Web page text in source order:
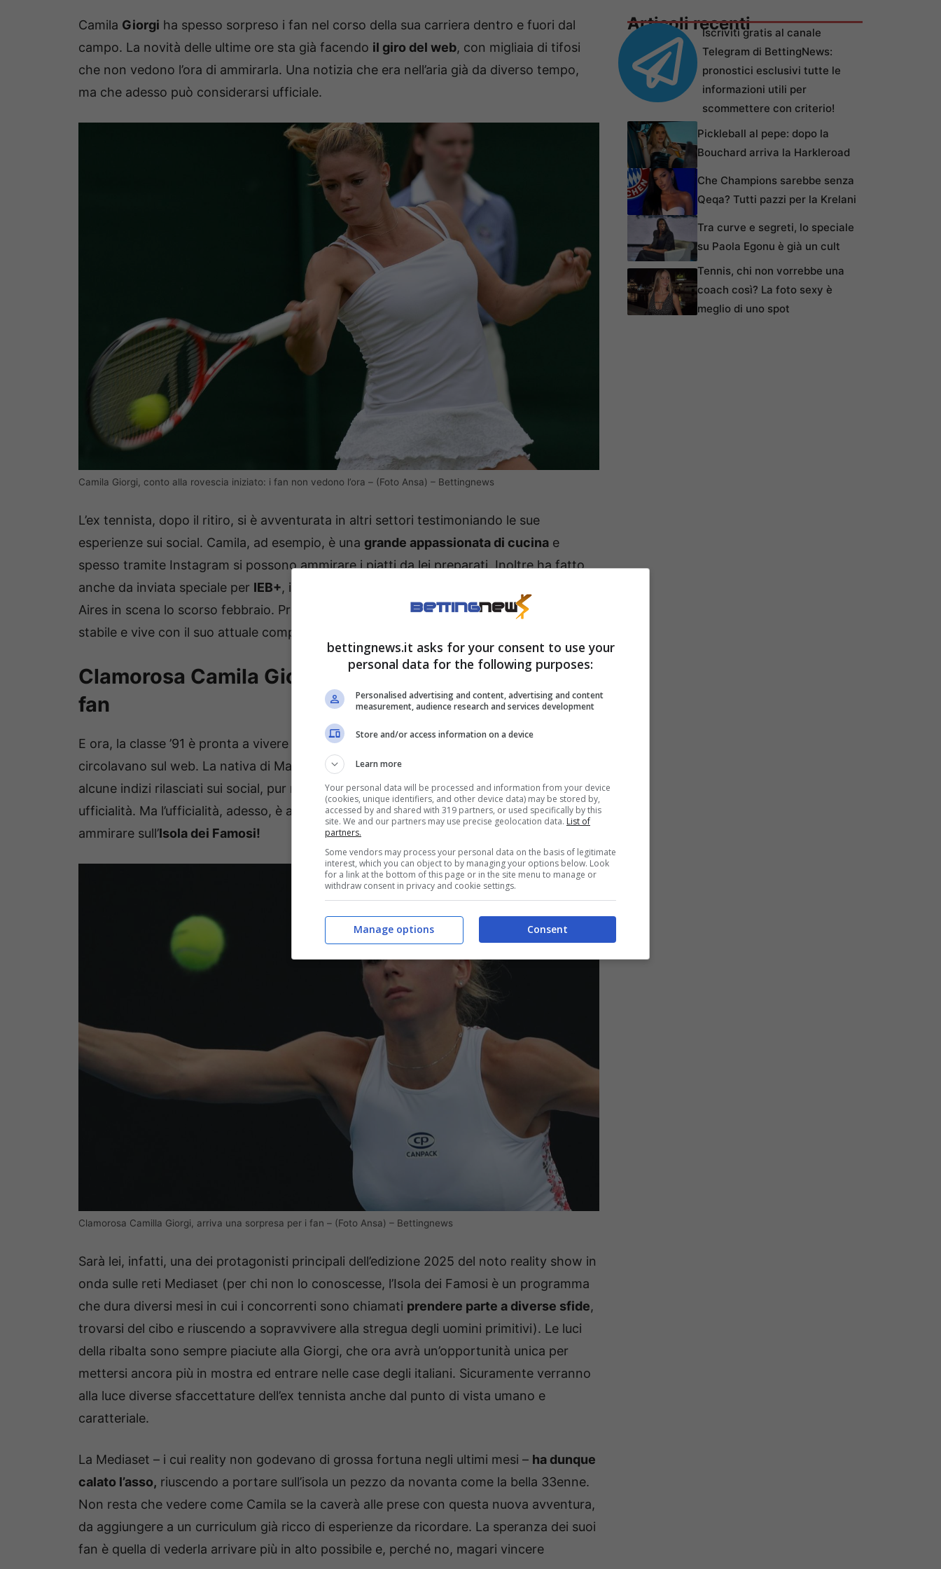
Camila Giorgi ha spesso sorpreso i fan nel corso della sua carriera dentro e fuori dal
campo. La novità delle ultime ore sta già facendo il giro del web, con migliaia di tifosi
che non vedono l’ora di ammirarla. Una notizia che era nell’aria già da diverso tempo,
ma che adesso può considerarsi ufficiale.
Camila Giorgi, conto alla rovescia iniziato: i fan non vedono l’ora – (Foto Ansa) – Bettingnews
L’ex tennista, dopo il ritiro, si è avventurata in altri settori testimoniando le sue
esperienze sui social. Camila, ad esempio, è una grande appassionata di cucina e
spesso tramite Instagram si possono ammirare i piatti da lei preparati. Inoltre ha fatto
anche da inviata speciale per IEB+, intervistando i principali volti dell’Atp 250 di Buenos
Aires in scena lo scorso febbraio. Proprio lì, in Argentina, dove si è trasferita in pianta
stabile e vive con il suo attuale compagno.
Clamorosa Camila Giorgi, arriva una sorpresa per i
fan
E ora, la classe ’91 è pronta a vivere una nuova avventura, dando seguito ai rumors che
circolavano sul web. La nativa di Macerata avevaalimentato queste voci
alcune indizi rilasciati sui social, pur non potendo addure ai segnali alcun carattere di
ufficialità. Ma l’ufficialità, adesso, è arrivata. E i suoi fan non vedono l’ora di poterla
ammirare sull’Isola dei Famosi!
Clamorosa Camilla Giorgi, arriva una sorpresa per i fan – (Foto Ansa) – Bettingnews
Sarà lei, infatti, una dei protagonisti principali dell’edizione 2025 del noto reality show in
onda sulle reti Mediaset (per chi non lo conoscesse, l’Isola dei Famosi è un programma
che dura diversi mesi in cui i concorrenti sono chiamati prendere parte a diverse sfide,
trovarsi del cibo e riuscendo a sopravvivere alla stregua degli uomini primitivi). Le luci
della ribalta sono sempre piaciute alla Giorgi, che ora avrà un’opportunità unica per
mettersi ancora più in mostra ed entrare nelle case degli italiani. Sicuramente verranno
alla luce diverse sfaccettature dell’ex tennista anche dal punto di vista umano e
caratteriale.
La Mediaset – i cui reality non godevano di grossa fortuna negli ultimi mesi – ha dunque
calato l’asso, riuscendo a portare sull’isola un pezzo da novanta come la bella 33enne.
Non resta che vedere come Camila se la caverà alle prese con questa nuova avventura,
da aggiungere a un curriculum già ricco di esperienze da ricordare. La speranza dei suoi
fan è quella di vederla arrivare più in alto possibile e, perché no, magari vincere
Articoli recentiIscriviti gratis al canale
Telegram di BettingNews:
pronostici esclusivi tutte le
informazioni utili per
scommettere con criterio!
Pickleball al pepe: dopo la
Bouchard arriva la Harkleroad
Che Champions sarebbe senza
Qeqa? Tutti pazzi per la Krelani
Tra curve e segreti, lo speciale
su Paola Egonu è già un cult
Tennis, chi non vorrebbe una
coach così? La foto sexy è
meglio di uno spot
bettingnews.it asks for your consent to use your
personal data for the following purposes:
Personalised advertising and content, advertising and content
measurement, audience research and services development
Store and/or access information on a device
Learn more
Your personal data will be processed and information from your device
(cookies, unique identifiers, and other device data) may be stored by,
accessed by and shared with 319 partners, or used specifically by this
site. We and our partners may use precise geolocation data. List of
partners.
Some vendors may process your personal data on the basis of legitimate
interest, which you can object to by managing your options below. Look
for a link at the bottom of this page or in the site menu to manage or
withdraw consent in privacy and cookie settings.
Consent
Manage options